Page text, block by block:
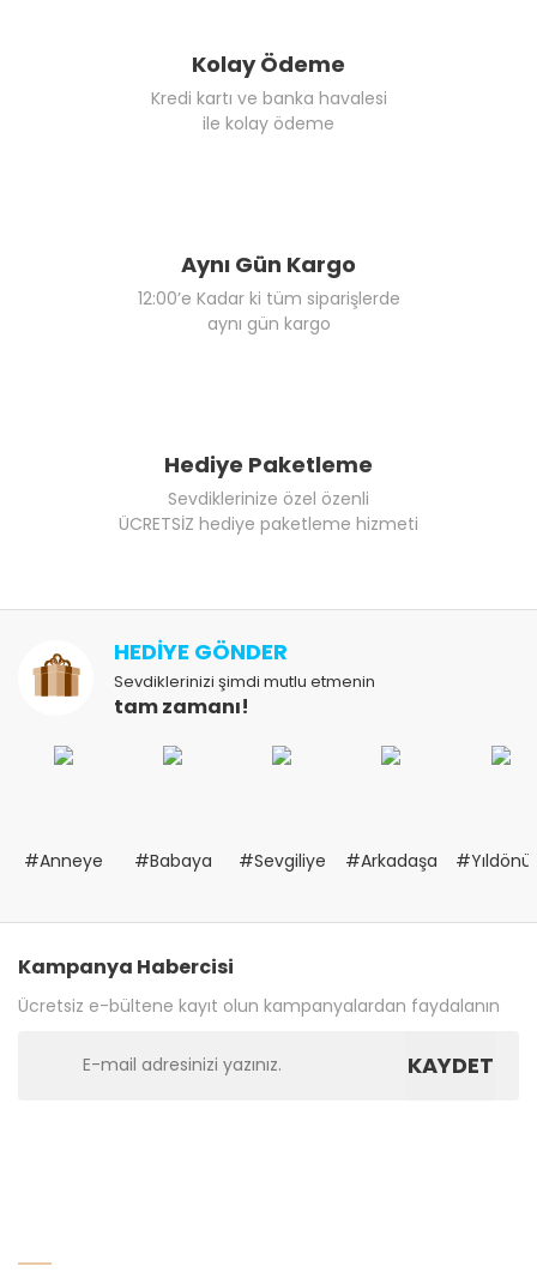
Kolay Ödeme
Kredi kartı ve banka havalesi
ile kolay ödeme
Aynı Gün Kargo
12:00’e Kadar ki tüm siparişlerde
aynı gün kargo
Hediye Paketleme
Sevdiklerinize özel özenli
ÜCRETSİZ hediye paketleme hizmeti
HEDİYE GÖNDER
Sevdiklerinizi şimdi mutlu etmenin
tam zamanı!
#Anneye #Babaya #Sevgiliye #Arkadaşa
Kampanya Habercisi
Ücretsiz e-bültene kayıt olun kampanyalardan faydalanın
KAYDET